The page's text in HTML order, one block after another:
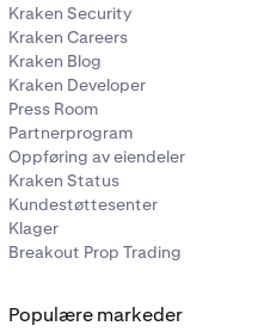
Kraken Security
Kraken Careers
Kraken Blog
Kraken Developer
Press Room
Partnerprogram
Oppføring av eiendeler
Kraken Status
Kundestøttesenter
Klager
Breakout Prop Trading
Populære markeder